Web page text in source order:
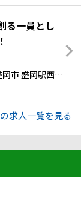
る一員とし
れる方は、面接時にお知らせください
求人一覧を見る